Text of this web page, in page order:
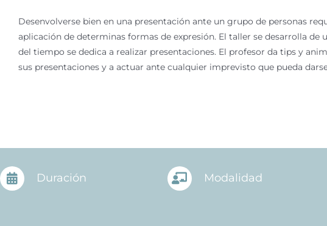
Desenvolverse bien en una presentación ante un grupo de personas
aplicación de determinas formas de expresión. El taller se desarrolla de
del tiempo se dedica a realizar presentaciones. El profesor da tips y
sus presentaciones y a actuar ante cualquier imprevisto que pueda
Duración Modalidad